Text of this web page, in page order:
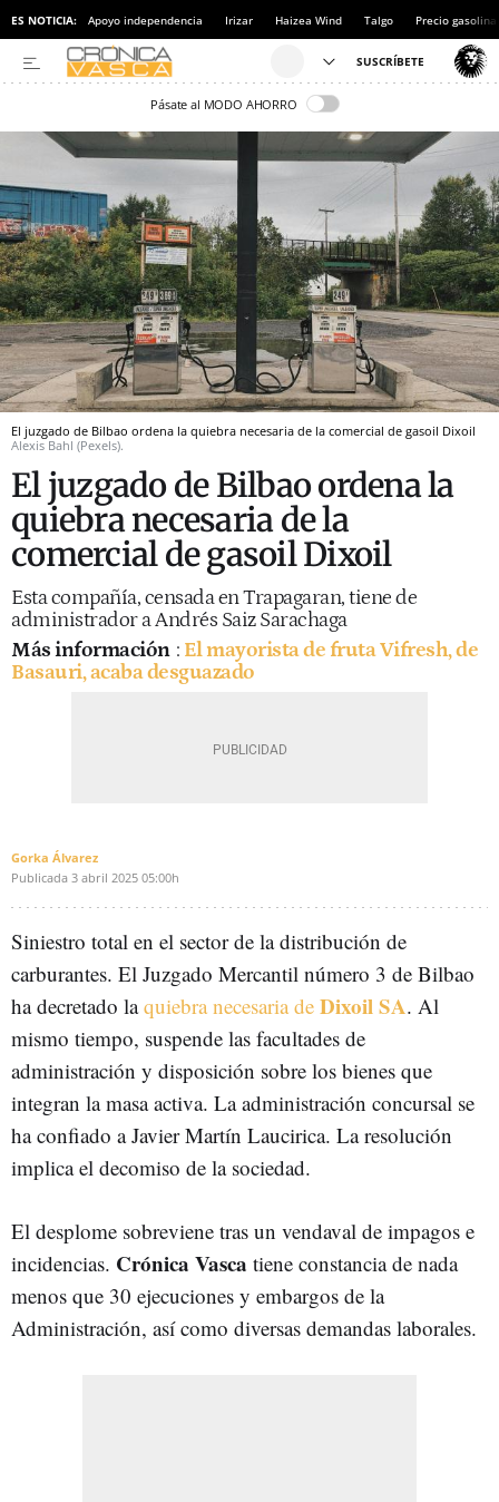
ES NOTICIA: Apoyo independencia Irizar Haizea Wind Talgo Precio gasolina
Pásate al MODO AHORRO
El juzgado de Bilbao ordena la quiebra necesaria de la comercial de gasoil Dixoil
Alexis Bahl (Pexels).
El juzgado de Bilbao ordena la
quiebra necesaria de la
comercial de gasoil Dixoil
Esta compañía, censada en Trapagaran, tiene de
administrador a Andrés Saiz Sarachaga
Más información : El mayorista de fruta Vifresh, de
Basauri, acaba desguazado
Gorka Álvarez
Publicada 3 abril 2025 05:00h
Siniestro total en el sector de la distribución de
carburantes. El Juzgado Mercantil número 3 de Bilbao
ha decretado laquiebra necesaria de Dixoil SA. Al
mismo tiempo, suspende las facultades de
administración y disposición sobre los bienes que
integran la masa activa. La administración concursal se
ha confiado a Javier Martín Laucirica. La resolución
implica el decomiso de la sociedad.
El desplome sobreviene tras un vendaval de impagos e
incidencias. Crónica Vasca tiene constancia de nada
menos que 30 ejecuciones y embargos de la
Administración, así como diversas demandas laborales.